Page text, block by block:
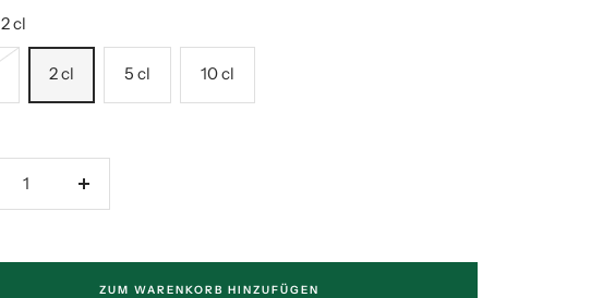
2 cl
2 cl 5 cl 10 cl
Menge
ZUM WARENKORB HINZUFÜGEN